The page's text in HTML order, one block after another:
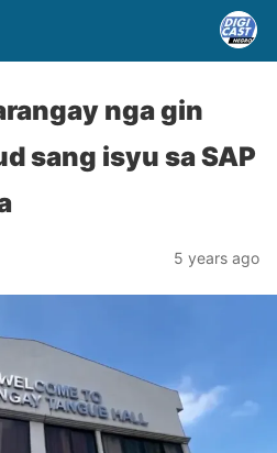
nga gin
sang isyu sa SAP
5 years ago